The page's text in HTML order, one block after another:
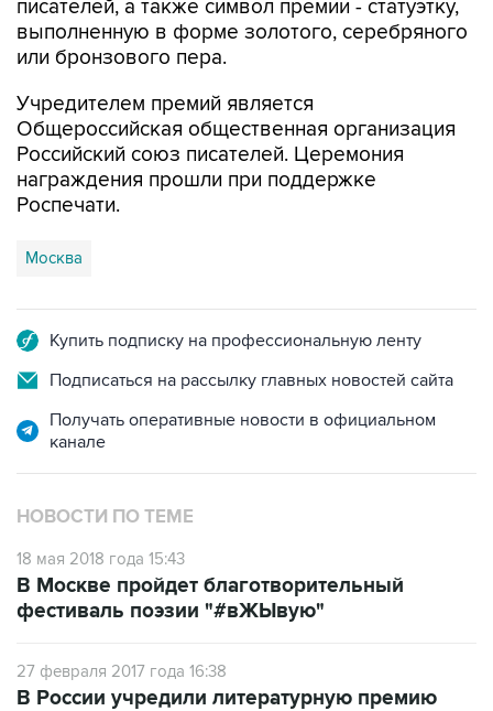
или бронзового пера.
Учредителем премий является
Российский союз писателей. Церемония
награждения прошли при поддержке
Роспечати.
Москва
Подписаться на рассылку главных новостей сайта
Получать оперативные новости в официальном
НОВОСТИ ПО ТЕМЕ
18 мая 2018 года 15:43
фестиваль поэзии "#вЖЫвую"
27 февраля 2017 года 16:38
имени Пушкина